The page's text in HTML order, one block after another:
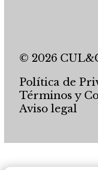
© 2026
Política de
Términos y
Aviso legal